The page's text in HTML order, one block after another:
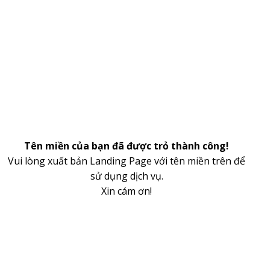
Tên miền của bạn đã được trỏ thành công!
Vui lòng xuất bản Landing Page với tên miền trên để
sử dụng dịch vụ.
Xin cám ơn!